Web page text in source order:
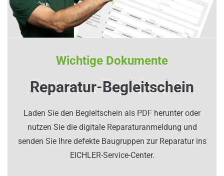
Wichtige Dokumente
Reparatur-Begleitschein
Laden Sie den Begleitschein als PDF herunter oder
nutzen Sie die digitale Reparaturanmeldung und
senden Sie Ihre defekte Baugruppen zur Reparatur ins
EICHLER-Service-Center.